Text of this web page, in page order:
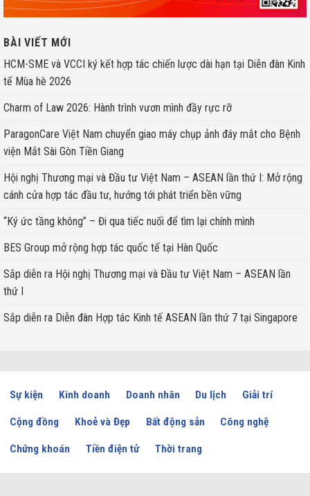
BÀI VIẾT MỚI
HCM-SME và VCCI ký kết hợp tác chiến lược dài hạn tại Diễn đàn Kinh
tế Mùa hè 2026
Charm of Law 2026: Hành trình vươn mình đầy rực rỡ
ParagonCare Việt Nam chuyển giao máy chụp ảnh đáy mắt cho Bệnh
viện Mắt Sài Gòn Tiền Giang
Hội nghị Thương mại và Đầu tư Việt Nam – ASEAN lần thứ I: Mở rộng
cánh cửa hợp tác đầu tư, hướng tới phát triển bền vững
“Ký ức tầng không” – Đi qua tiếc nuối để tìm lại chính mình
BES Group mở rộng hợp tác quốc tế tại Hàn Quốc
Sắp diễn ra Hội nghị Thương mại và Đầu tư Việt Nam – ASEAN lần
thứ I
Sắp diễn ra Diễn đàn Hợp tác Kinh tế ASEAN lần thứ 7 tại Singapore
Sự kiện Kinh doanh Doanh nhân Du lịch Giải trí
Cộng đồng Khoẻ và Đẹp Bất động sản Công nghệ
Chứng khoán Tiền điện tử Thời trang